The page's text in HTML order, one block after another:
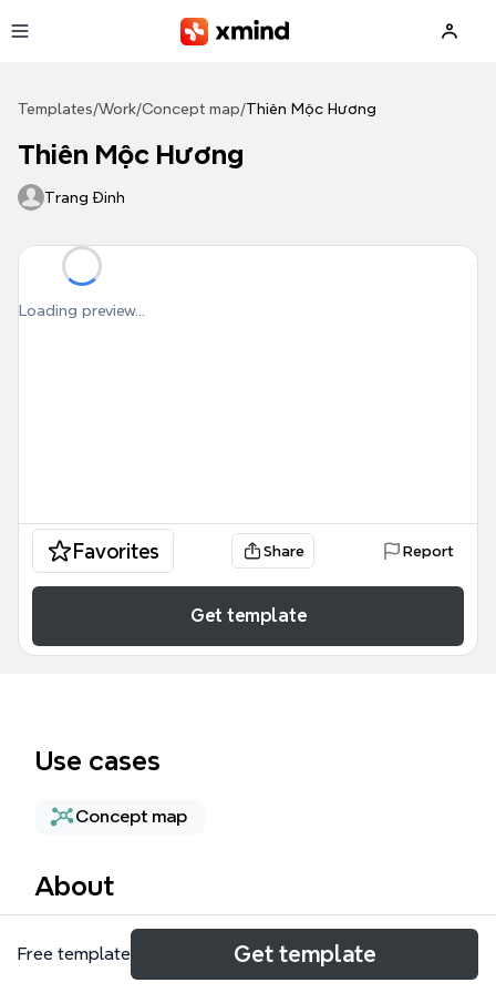
Templates/Work/Concept map/Thiên Mộc Hương
Thiên Mộc Hương
Trang Đinh
Loading preview...
Favorites Share Report
Get template
Use cases
Concept map
About
Thiên Mộc Hương mind map là một tài liệu toàn diện
về thế giới trầm hương và vật phẩm phong thủy, bao
Free template Get template